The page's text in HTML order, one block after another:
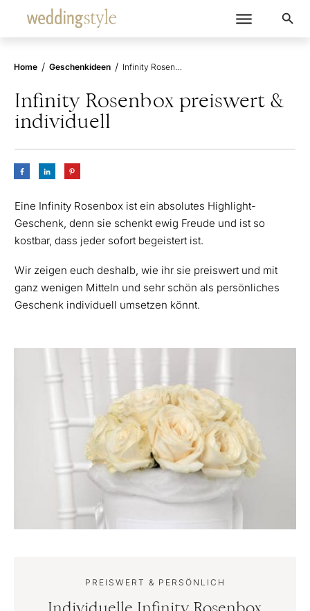
Home / Geschenkideen / Infinity Rosenbox preiswert & individuell
Infinity Rosenbox preiswert &
individuell
Eine Infinity Rosenbox ist ein absolutes Highlight-
Geschenk, denn sie schenkt ewig Freude und ist so
kostbar, dass jeder sofort begeistert ist.
Wir zeigen euch deshalb, wie ihr sie preiswert und mit
ganz wenigen Mitteln und sehr schön als persönliches
Geschenk individuell umsetzen könnt.
PREISWERT & PERSÖNLICH